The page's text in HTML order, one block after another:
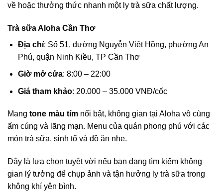
về hoặc thưởng thức nhanh một ly trà sữa chất lượng.
Trà sữa Aloha Cần Thơ
Địa chỉ: Số 51, đường Nguyễn Việt Hồng, phường An
Phú, quận Ninh Kiều, TP Cần Thơ
Giờ mở cửa: 8:00 – 22:00
Giá tham khảo: 20.000 – 35.000 VNĐ/cốc
Mang tone màu tím nổi bật, không gian tại Aloha vô cùng
ấm cúng và lãng mạn. Menu của quán phong phú với các
món trà sữa, sinh tố và đồ ăn nhẹ.
Đây là lựa chọn tuyệt vời nếu bạn đang tìm kiếm không
gian lý tưởng để chụp ảnh và tận hưởng ly trà sữa trong
không khí yên bình.